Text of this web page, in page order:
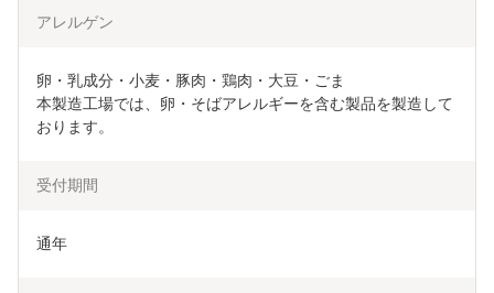
アレルゲン
卵・乳成分・小麦・豚肉・鶏肉・大豆・ごま
本製造工場では、卵・そばアレルギーを含む製品を製造して
おります。
受付期間
通年